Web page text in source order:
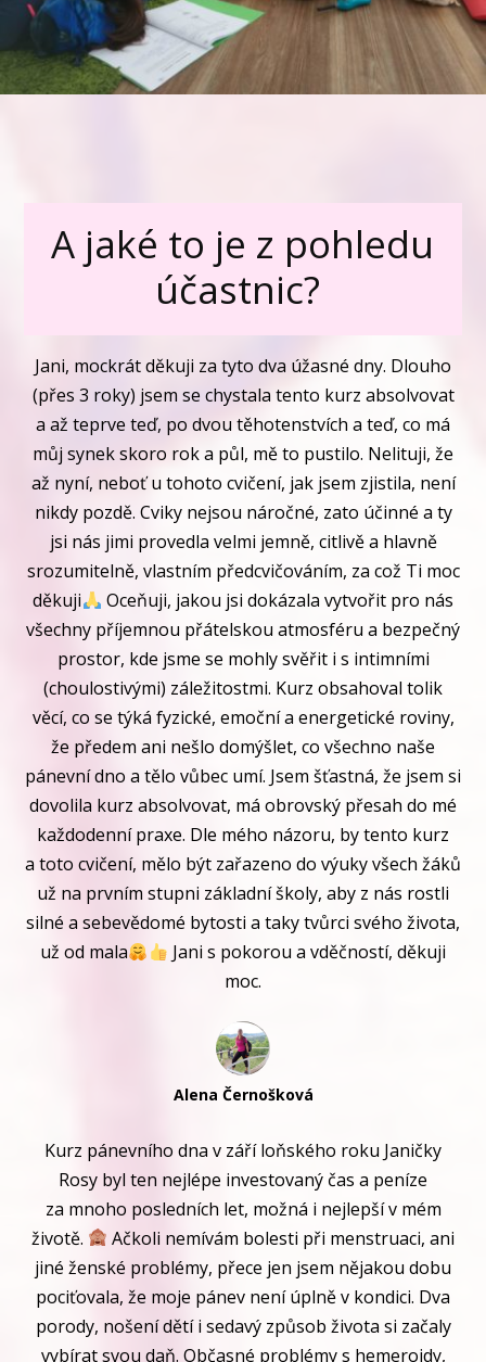
A jaké to je z pohledu
účastnic?
Jani, mockrát děkuji za tyto dva úžasné dny. Dlouho
(přes 3 roky) jsem se chystala tento kurz absolvovat
a až teprve teď, po dvou těhotenstvích a teď, co má
můj synek skoro rok a půl, mě to pustilo. Nelituji, že
až nyní, neboť u tohoto cvičení, jak jsem zjistila, není
nikdy pozdě. Cviky nejsou náročné, zato účinné a ty
jsi nás jimi provedla velmi jemně, citlivě a hlavně
srozumitelně, vlastním předcvičováním, za což Ti moc
děkuji
Oceňuji, jakou jsi dokázala vytvořit pro nás
všechny příjemnou přátelskou atmosféru a bezpečný
prostor, kde jsme se mohly svěřit i s intimními
(choulostivými) záležitostmi. Kurz obsahoval tolik
věcí, co se týká fyzické, emoční a energetické roviny,
že předem ani nešlo domýšlet, co všechno naše
pánevní dno a tělo vůbec umí. Jsem šťastná, že jsem si
dovolila kurz absolvovat, má obrovský přesah do mé
každodenní praxe. Dle mého názoru, by tento kurz
a toto cvičení, mělo být zařazeno do výuky všech žáků
už na prvním stupni základní školy, aby z nás rostli
silné a sebevědomé bytosti a taky tvůrci svého života,
už od mala
Jani s pokorou a vděčností, děkuji
moc.
Alena Černošková
Kurz pánevního dna v září loňského roku Janičky
Rosy byl ten nejlépe investovaný čas a peníze
za mnoho posledních let, možná i nejlepší v mém
životě.
Ačkoli nemívám bolesti při menstruaci, ani
jiné ženské problémy, přece jen jsem nějakou dobu
pociťovala, že moje pánev není úplně v kondici. Dva
porody, nošení dětí i sedavý způsob života si začaly
vybírat svou daň. Občasné problémy s hemeroidy,